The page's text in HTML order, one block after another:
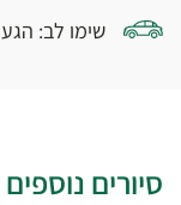
שימו לב:
סיורים